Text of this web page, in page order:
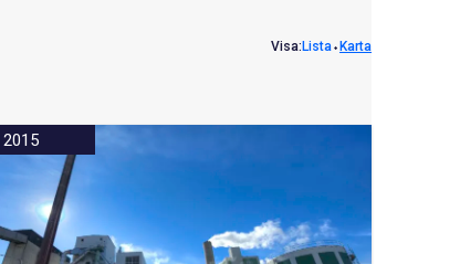
Visa: Lista⬩ Karta
2015